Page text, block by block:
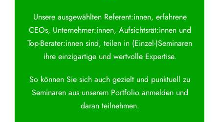
Unsere ausgewählten Referent:innen, erfahrene
CEOs, Unternehmer:innen, Aufsichtsrät:innen und
Top-Berater:innen sind, teilen in (Einzel-)Seminaren
ihre einzigartige und wertvolle Expertise.
So können Sie sich auch gezielt und punktuell zu
Seminaren aus unserem Portfolio anmelden und
daran teilnehmen.